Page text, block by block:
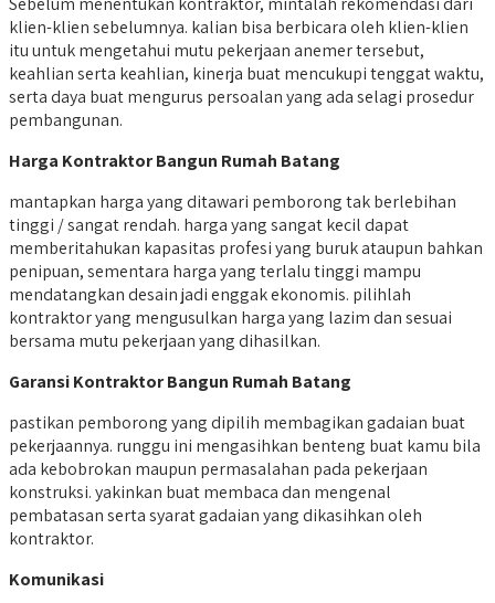
klien-klien sebelumnya. kalian bisa berbicara oleh klien-klien
itu untuk mengetahui mutu pekerjaan anemer tersebut,
keahlian serta keahlian, kinerja buat mencukupi tenggat waktu,
serta daya buat mengurus persoalan yang ada selagi prosedur
pembangunan.
Harga Kontraktor Bangun Rumah Batang
mantapkan harga yang ditawari pemborong tak berlebihan
tinggi / sangat rendah. harga yang sangat kecil dapat
memberitahukan kapasitas profesi yang buruk ataupun bahkan
penipuan, sementara harga yang terlalu tinggi mampu
mendatangkan desain jadi enggak ekonomis. pilihlah
kontraktor yang mengusulkan harga yang lazim dan sesuai
bersama mutu pekerjaan yang dihasilkan.
Garansi Kontraktor Bangun Rumah Batang
pastikan pemborong yang dipilih membagikan gadaian buat
pekerjaannya. runggu ini mengasihkan benteng buat kamu bila
ada kebobrokan maupun permasalahan pada pekerjaan
konstruksi. yakinkan buat membaca dan mengenal
pembatasan serta syarat gadaian yang dikasihkan oleh
kontraktor.
Komunikasi